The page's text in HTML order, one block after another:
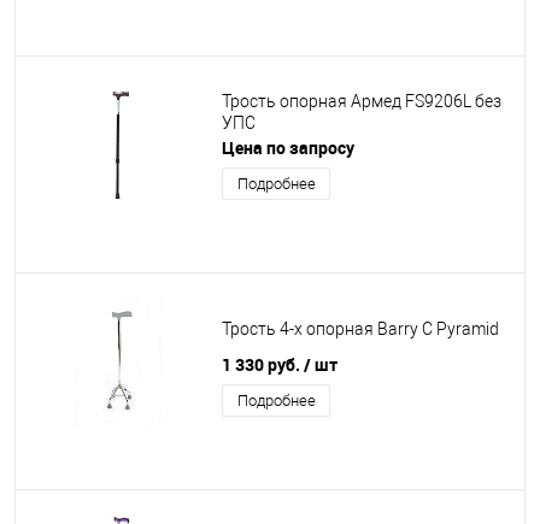
Трость опорная Армед FS9206L без
УПС
Цена по запросу
Подробнее
Трость 4-х опорная Barry C Pyramid
1 330 руб. / шт
Подробнее